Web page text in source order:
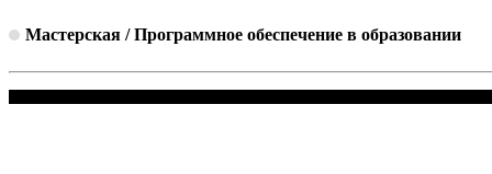
Мастерская / Программное обеспечение в образовании